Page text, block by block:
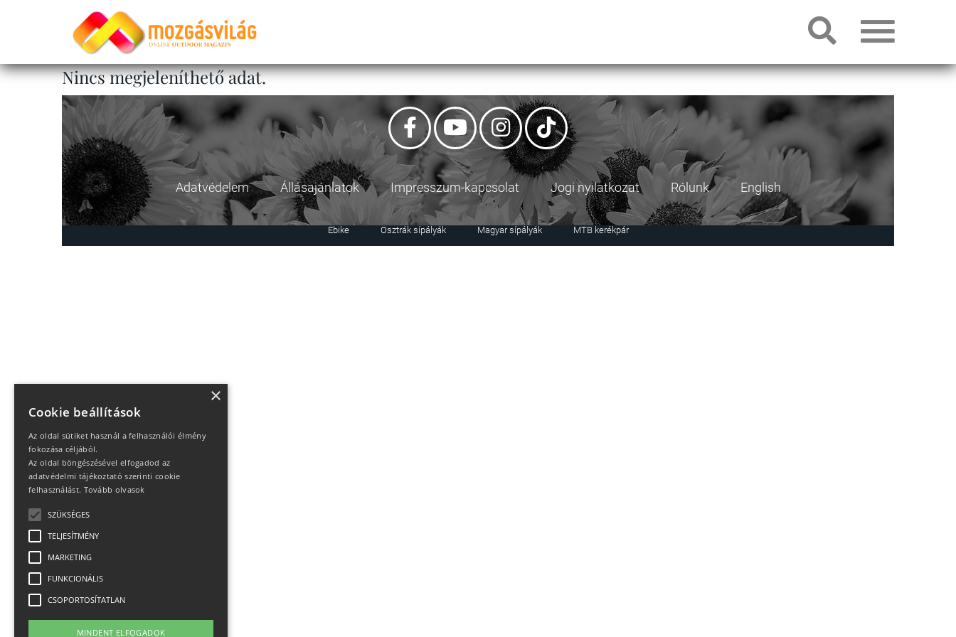
Nincs megjeleníthető adat.
Adatvédelem Állásajánlatok Impresszum-kapcsolat Jogi nyilatkozat Rólunk English
Ebike Osztrák sípályák Magyar sípályák MTB kerékpár
×
Cookie beállítások
Az oldal sütiket használ a felhasználói élmény
fokozása céljából.
Az oldal böngészésével elfogadod az
adatvédelmi tájékoztató szerinti cookie
felhasználást. Tovább olvasok
SZÜKSÉGES
TELJESÍTMÉNY
MARKETING
FUNKCIONÁLIS
CSOPORTOSÍTATLAN
MINDENT ELFOGADOK